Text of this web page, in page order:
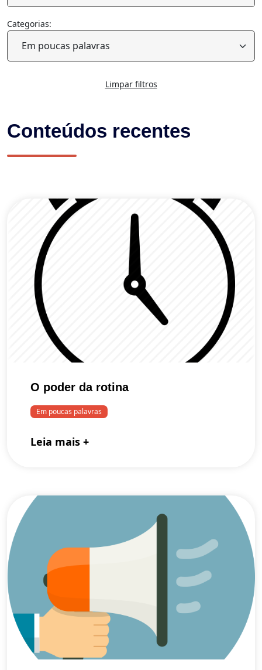
Conteúdos recentes
O poder da rotina
Em poucas palavras
Leia mais +
Categorias:
Limpar filtros